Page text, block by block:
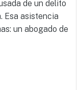
de un delito
Esa asistencia
un abogado de